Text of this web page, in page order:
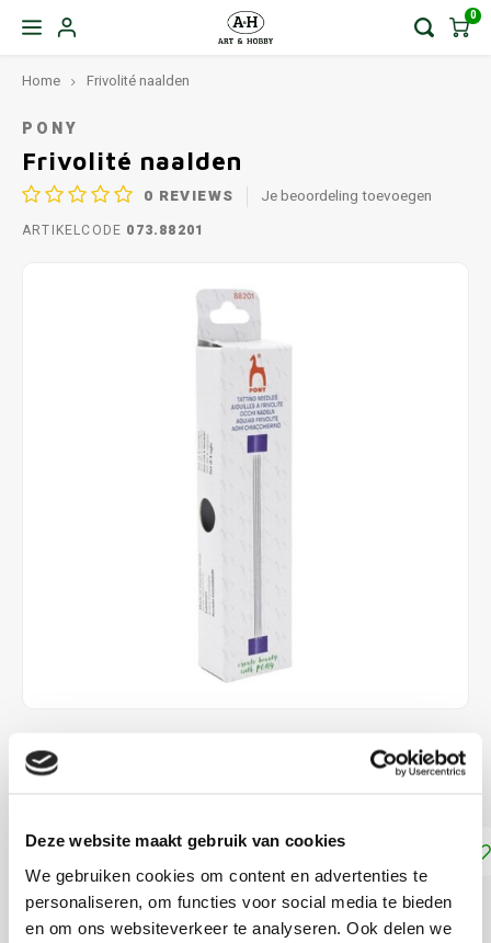
Deze website maakt gebruik van cookies
We gebruiken cookies om content en advertenties te
personaliseren, om functies voor social media te bieden
en om ons websiteverkeer te analyseren. Ook delen we
0
Home Frivolité naalden
PONY
Frivolité naalden
0 REVIEWS Je beoordeling toevoegen
ARTIKELCODE 073.88201
€3,99
Toevoegen aan winkelwagen
DELEN: